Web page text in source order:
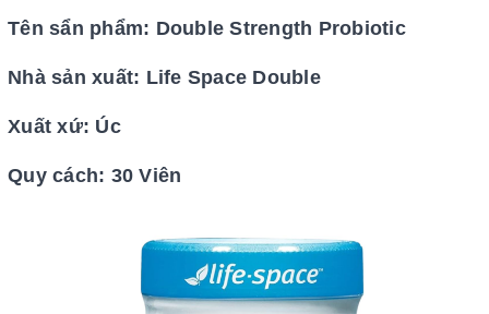
Tên sẩn phẩm: Double Strength Probiotic
Nhà sản xuất: Life Space Double
Xuất xứ: Úc
Quy cách: 30 Viên